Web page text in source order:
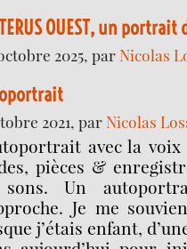
OUEST, un
2025, parNicolas
2021, parNicolas
avec la voix
pièces &
Un
Je me
j’étais enfant,